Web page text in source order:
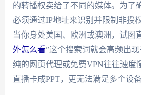
的转播权卖给了不同的媒体。为了
必须通过IP地址来识别并限制非授
当你身处美国、欧洲或澳洲，试图
外怎么看”这个搜索词就会高频出
纯的网页代理或免费VPN往往速度
直播卡成PPT，更无法满足多个设